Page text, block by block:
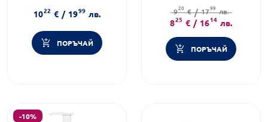
MED FEMININE INTIMATE WAS
Форма на продукта:гел
1022 € / 1999 лв.
ПОРЪЧАЙ
МЕД ИНТ.ДУЩ РН 6.8
Форма на продукта:
920€ / 1799лв.
825 € / 1614 лв.
ПОРЪЧАЙ
-10%